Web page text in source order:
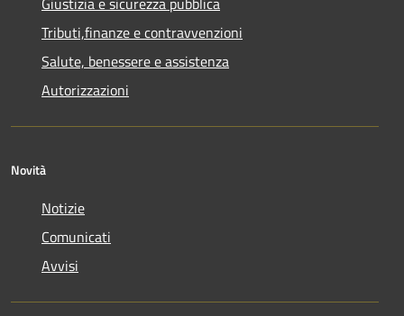
Tributi,finanze e contravvenzioni
Salute, benessere e assistenza
Autorizzazioni
Novità
Notizie
Comunicati
Avvisi